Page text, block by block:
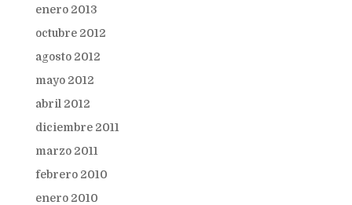
enero 2013
octubre 2012
agosto 2012
mayo 2012
abril 2012
diciembre 2011
marzo 2011
febrero 2010
enero 2010